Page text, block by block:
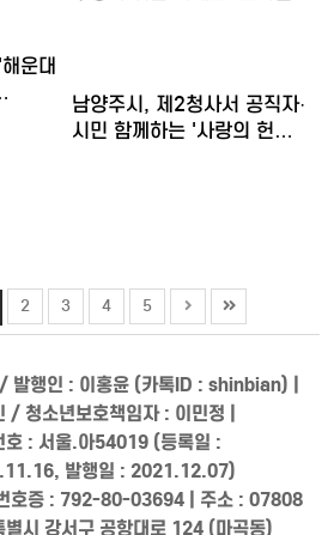
운대
남양주시, 제2청사서 공직자·
시민 함께하는 '사랑의 헌…
2 3 4 5
발행인 : 이홍윤 (카톡ID : shinbian) |
/ 청소년보호책임자 : 이민정 |
호 : 서울.아54019 (등록일 :
발행일 : 2021.12.07)
호증 : 792-80-03694 | 주소 : 07808
별시 강서구 공항대로 124 (마곡동)